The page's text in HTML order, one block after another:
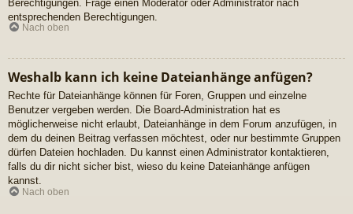
Berechtigungen. Frage einen Moderator oder Administrator nach
entsprechenden Berechtigungen.
Nach oben
Weshalb kann ich keine Dateianhänge anfügen?
Rechte für Dateianhänge können für Foren, Gruppen und einzelne
Benutzer vergeben werden. Die Board-Administration hat es
möglicherweise nicht erlaubt, Dateianhänge in dem Forum anzufügen, in
dem du deinen Beitrag verfassen möchtest, oder nur bestimmte Gruppen
dürfen Dateien hochladen. Du kannst einen Administrator kontaktieren,
falls du dir nicht sicher bist, wieso du keine Dateianhänge anfügen
kannst.
Nach oben